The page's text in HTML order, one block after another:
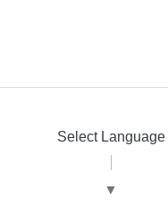
Select Language
▼